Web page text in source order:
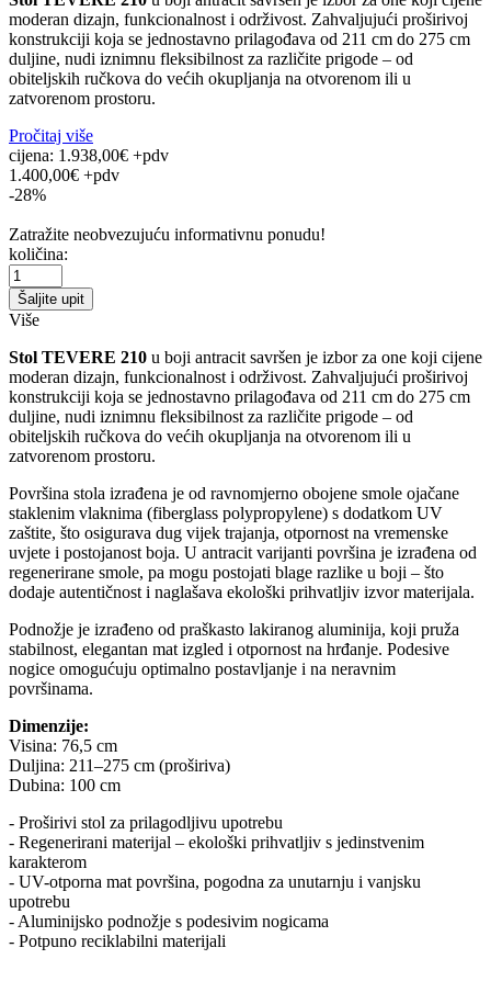
moderan dizajn, funkcionalnost i održivost. Zahvaljujući proširivoj
konstrukciji koja se jednostavno prilagođava od 211 cm do 275 cm
duljine, nudi iznimnu fleksibilnost za različite prigode – od
obiteljskih ručkova do većih okupljanja na otvorenom ili u
zatvorenom prostoru.
Pročitaj više
cijena: 1.938,00€ +pdv
1.400,00€ +pdv
-28%
Zatražite neobvezujuću informativnu ponudu!
količina:
Šaljite upit
Više
Stol TEVERE 210 u boji antracit savršen je izbor za one koji cijene
moderan dizajn, funkcionalnost i održivost. Zahvaljujući proširivoj
konstrukciji koja se jednostavno prilagođava od 211 cm do 275 cm
duljine, nudi iznimnu fleksibilnost za različite prigode – od
obiteljskih ručkova do većih okupljanja na otvorenom ili u
zatvorenom prostoru.
Površina stola izrađena je od ravnomjerno obojene smole ojačane
staklenim vlaknima (fiberglass polypropylene) s dodatkom UV
zaštite, što osigurava dug vijek trajanja, otpornost na vremenske
uvjete i postojanost boja. U antracit varijanti površina je izrađena od
regenerirane smole, pa mogu postojati blage razlike u boji – što
dodaje autentičnost i naglašava ekološki prihvatljiv izvor materijala.
Podnožje je izrađeno od praškasto lakiranog aluminija, koji pruža
stabilnost, elegantan mat izgled i otpornost na hrđanje. Podesive
nogice omogućuju optimalno postavljanje i na neravnim
površinama.
Dimenzije:
Visina: 76,5 cm
Duljina: 211–275 cm (proširiva)
Dubina: 100 cm
- Proširivi stol za prilagodljivu upotrebu
- Regenerirani materijal – ekološki prihvatljiv s jedinstvenim
karakterom
- UV-otporna mat površina, pogodna za unutarnju i vanjsku
upotrebu
- Aluminijsko podnožje s podesivim nogicama
- Potpuno reciklabilni materijali